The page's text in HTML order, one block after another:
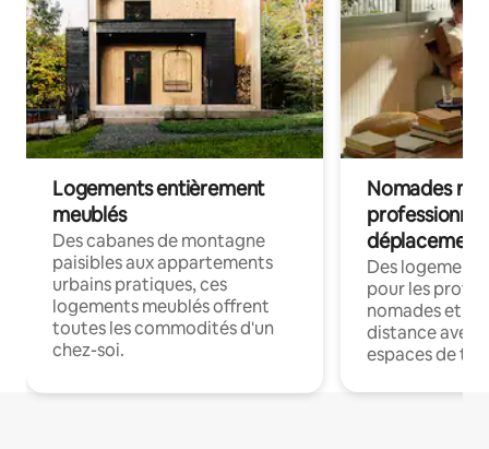
Logements entièrement
meublés
Des cabanes de montagne
paisibles aux appartements
urbains pratiques, ces
logements meublés offrent
toutes les commodités d'un
chez-soi.
Nomades
déplacement
Des
pour les
nomades et
distance avec
espaces de